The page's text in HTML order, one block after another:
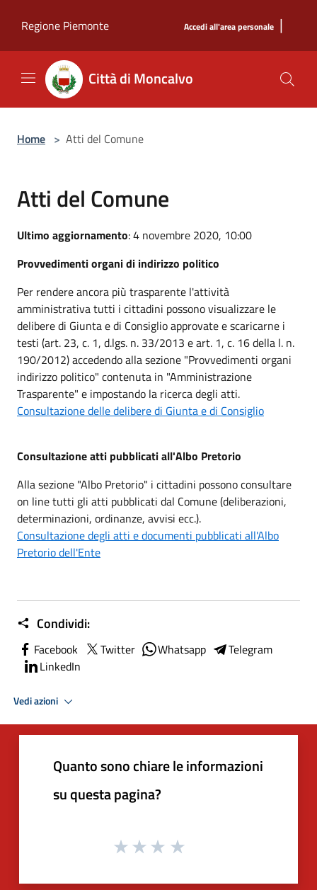
Regione Piemonte
Accedi all'area personale |
Città di Moncalvo
Home > Atti del Comune
Atti del Comune
Ultimo aggiornamento: 4 novembre 2020, 10:00
Provvedimenti organi di indirizzo politico
Per rendere ancora più trasparente l'attività
amministrativa tutti i cittadini possono visualizzare le
delibere di Giunta e di Consiglio approvate e scaricarne i
testi (art. 23, c. 1, d.lgs. n. 33/2013 e art. 1, c. 16 della l. n.
190/2012) accedendo alla sezione "Provvedimenti organi
indirizzo politico" contenuta in "Amministrazione
Trasparente" e impostando la ricerca degli atti.
Consultazione delle delibere di Giunta e di Consiglio
Consultazione atti pubblicati all'Albo Pretorio
Alla sezione "Albo Pretorio" i cittadini possono consultare
on line tutti gli atti pubblicati dal Comune (deliberazioni,
determinazioni, ordinanze, avvisi ecc.).
Consultazione degli atti e documenti pubblicati all'Albo
Pretorio dell'Ente
Condividi:
Facebook Twitter Whatsapp
Telegram
LinkedIn
Vedi azioni
Quanto sono chiare le informazioni
su questa pagina?